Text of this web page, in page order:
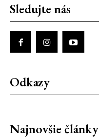
Sledujte nás
Odkazy
Najnovšie články